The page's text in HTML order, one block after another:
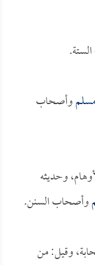
وأصحاب
وحديثه
وأصحاب السنن.
وقيل: من